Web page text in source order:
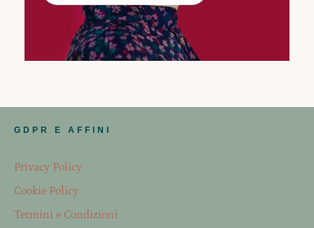
GDPR E AFFINI
Privacy Policy
Cookie Policy
Termini e Condizioni